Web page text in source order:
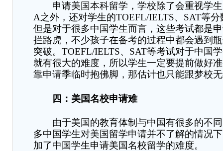
申请美国本科留学，学校除了会重视学生
A之外，还对学生的TOEFL/IELTS、 SAT等分
但是对于很多中国学生而言，这些考试都是
拦路虎，不少孩子在备考的过程中都会遇到
突破。 TOEFL/IELTS、 SAT等考试对于中国
就有很大的难度，所以学生一定要提前做好
靠申请季临时抱佛脚，那估计也只能跟梦校
四：美国名校申请难
由于美国的教育体制与中国有很多的不同
多中国学生对美国留学申请并不了解的情况
加了中国学生申请美国名校留学的难度。